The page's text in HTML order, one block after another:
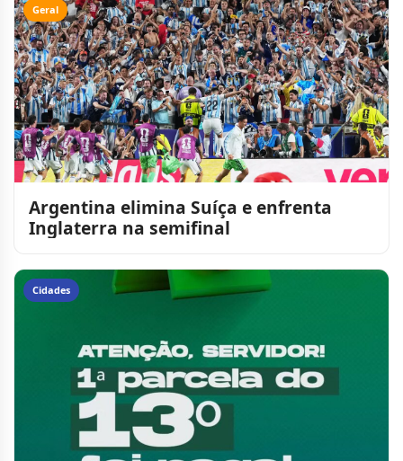
Geral
Argentina elimina Suíça e enfrenta
Inglaterra na semifinal
Cidades